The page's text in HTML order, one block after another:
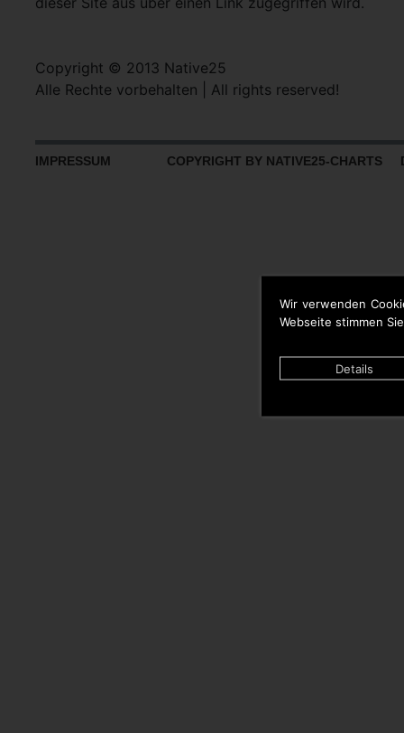
Wir verwenden
Webseite stimmen
Details
Copyright © 2013 Native25
Alle Rechte vorbehalten | All rights reserved!
IMPRESSUM COPYRIGHT BY NATIVE25-CHARTS